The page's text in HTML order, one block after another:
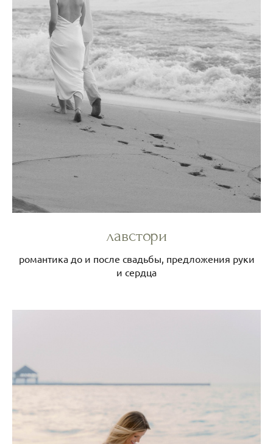
лавстори
романтика до и после свадьбы, предложения руки
и сердца